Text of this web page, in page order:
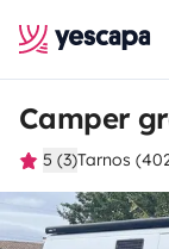
Camper
5 (3)Tarnos